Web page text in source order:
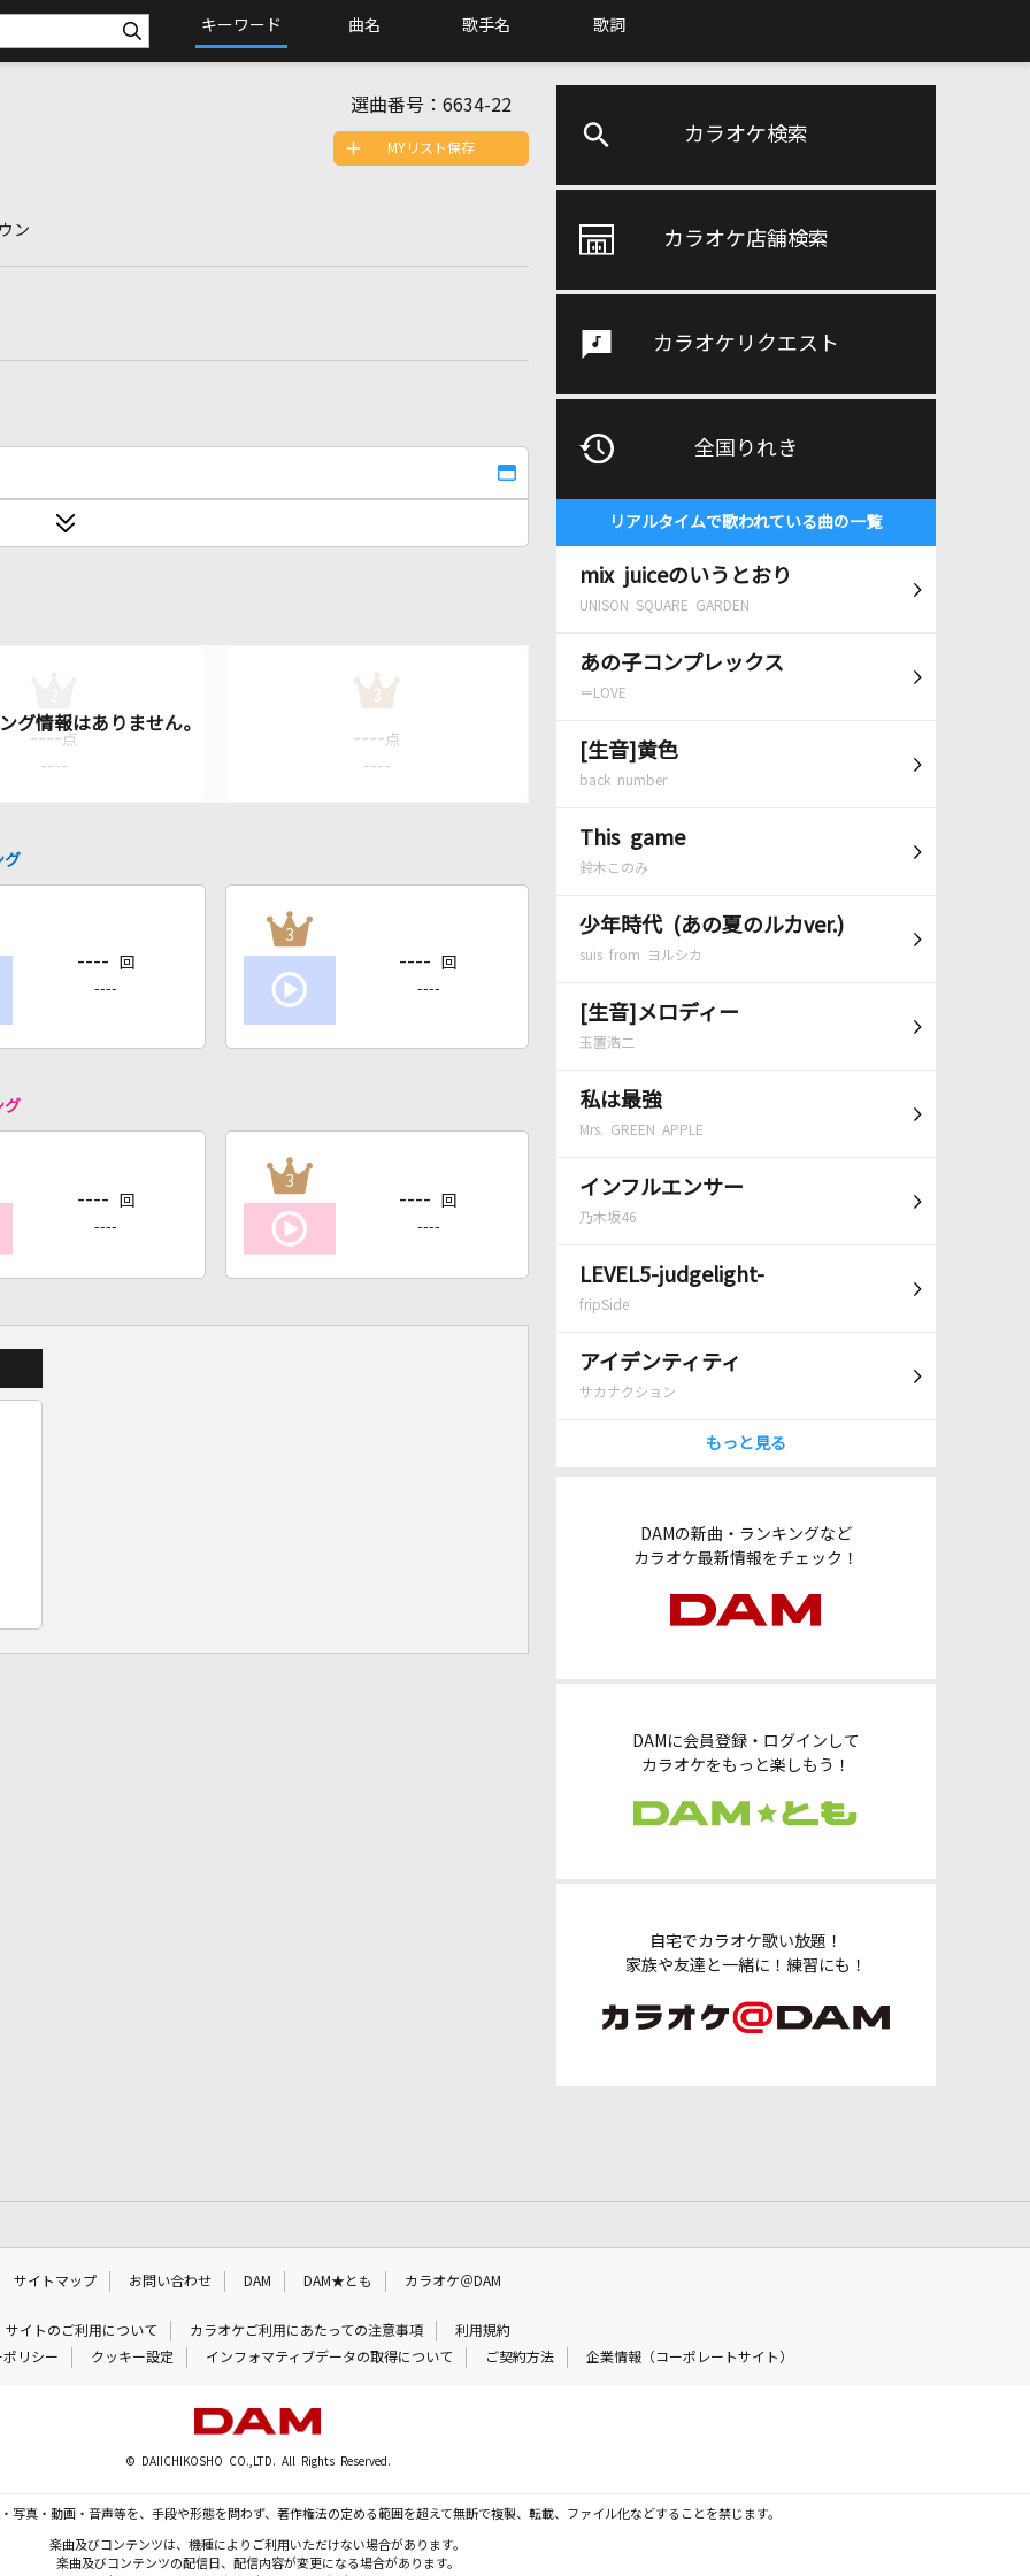
キーワード 曲名 歌手名 歌詞
カラオケ検索
カラオケ店舗検索
カラオケリクエスト
全国りれき
リアルタイムで歌われている曲の一覧
mix juiceのいうとおり
UNISON SQUARE GARDEN
あの子コンプレックス
＝LOVE
[生音]黄色
back number
This game
鈴木このみ
少年時代 (あの夏のルカver.)
suis from ヨルシカ
[生音]メロディー
玉置浩二
私は最強
Mrs. GREEN APPLE
インフルエンサー
乃木坂46
LEVEL5-judgelight-
fripSide
アイデンティティ
サカナクション
もっと見る
DAMの新曲・ランキングなど
カラオケ最新情報をチェック！
DAMに会員登録・ログインして
カラオケをもっと楽しもう！
自宅でカラオケ歌い放題！
家族や友達と一緒に！練習にも！
選曲番号： 6634-22
ン
MYリスト保存
---- 点
----
3
---- 点
----
グ
---- 回
----
3
---- 回
----
グ
---- 回
----
3
---- 回
----
サイトマップ お問い合わせ DAM DAM★とも カラオケ＠DAM
サイトのご利用について カラオケご利用にあたっての注意事項
利用規約
リシー
クッキー設定 インフォマティブデータの取得について ご契約方法 企業情報（コーポレートサイト）
© DAIICHIKOSHO CO.,LTD. All Rights Reserved.
写真・動画・音声等を、手段や形態を問わず、著作権法の定める範囲を超えて無断で複製、転載、ファイル化などすることを禁じます。
楽曲及びコンテンツは、機種によりご利用いただけない場合があります。
楽曲及びコンテンツの配信日、配信内容が変更になる場合があります。